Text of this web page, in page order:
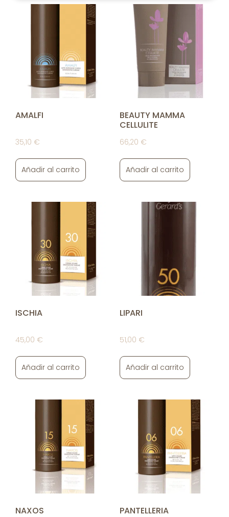
AMALFI
35,10 €
Añadir al carrito
BEAUTY MAMMA
CELLULITE
66,20 €
Añadir al carrito
ISCHIA
45,00 €
Añadir al carrito
LIPARI
51,00 €
Añadir al carrito
NAXOS PANTELLERIA